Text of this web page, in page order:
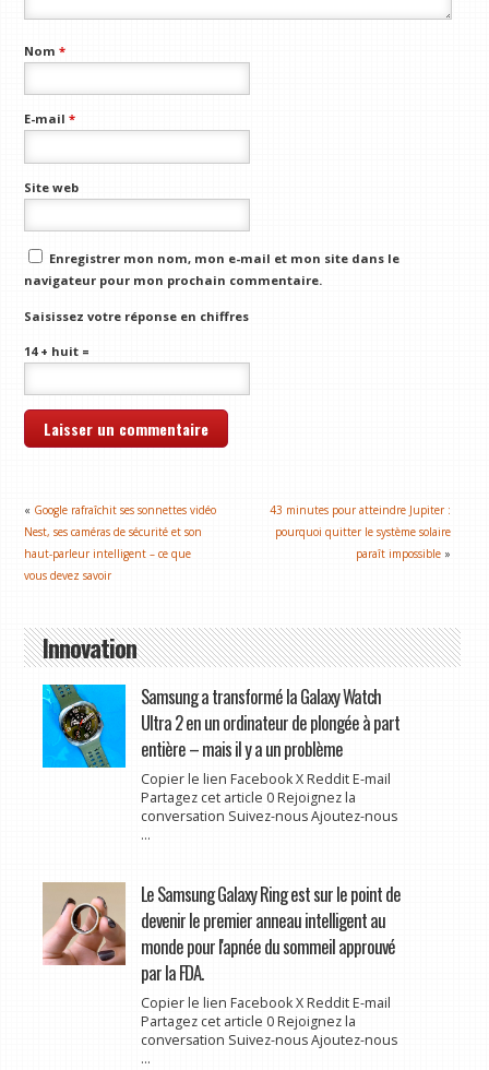
Nom*
E-mail*
Site web
Enregistrer mon nom, mon e-mail et mon site dans le
navigateur pour mon prochain commentaire.
Saisissez votre réponse en chiffres
14 + huit =
« Google rafraîchit ses sonnettes vidéo
Nest, ses caméras de sécurité et son
haut-parleur intelligent – ce que
vous devez savoir
43 minutes pour atteindre Jupiter :
pourquoi quitter le système solaire
paraît impossible »
Innovation
Samsung a transformé la Galaxy Watch
Ultra 2 en un ordinateur de plongée à part
entière – mais il y a un problème
Copier le lien Facebook X Reddit E-mail
Partagez cet article 0 Rejoignez la
conversation Suivez-nous Ajoutez-nous
...
Le Samsung Galaxy Ring est sur le point de
devenir le premier anneau intelligent au
monde pour l'apnée du sommeil approuvé
par la FDA.
Copier le lien Facebook X Reddit E-mail
Partagez cet article 0 Rejoignez la
conversation Suivez-nous Ajoutez-nous
...